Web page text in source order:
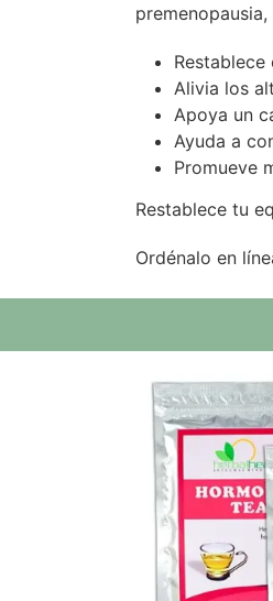
Alivia los
Apoya un
Ayuda a
Promueve
Restablece tu
Ordénalo en